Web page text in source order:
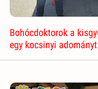
Bohócdoktorok a
egy kocsinyi adományt